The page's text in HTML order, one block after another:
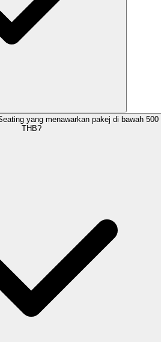
yang menawarkan pakej di bawah 500
THB?